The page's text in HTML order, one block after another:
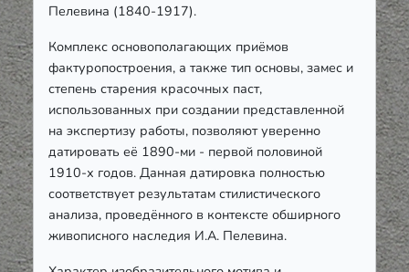
Пелевина (1840-1917).
Комплекс основополагающих приёмов
фактуропостроения, а также тип основы, замес и
степень старения красочных паст,
использованных при создании представленной
на экспертизу работы, позволяют уверенно
датировать её 1890-ми - первой половиной
1910-х годов. Данная датировка полностью
соответствует результатам стилистического
анализа, проведённого в контексте обширного
живописного наследия И.А. Пелевина.